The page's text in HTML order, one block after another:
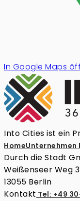
In Google Maps
Into Cities ist ein
HomeUnternehmen
Durch die Stadt
Weißenseer Weg
13055 Berlin
Kontakt Tel: +49